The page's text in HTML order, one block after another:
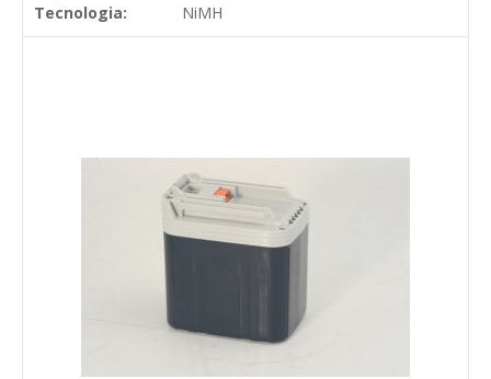
Tecnologia:
NiMH